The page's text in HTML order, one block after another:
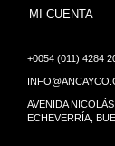
MI CUENTA
+0054 (011) 4284
AVENIDA
ECHEVERRÍA,